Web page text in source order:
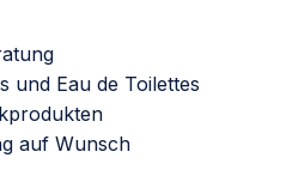
und Eau de Toilettes
auf Wunsch